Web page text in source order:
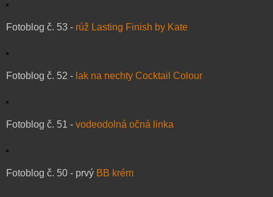
Fotoblog č. 53 - rúž Lasting Finish by Kate
Fotoblog č. 52 - lak na nechty Cocktail Colour
Fotoblog č. 51 - vodeodolná očná linka
Fotoblog č. 50 - prvý BB krém